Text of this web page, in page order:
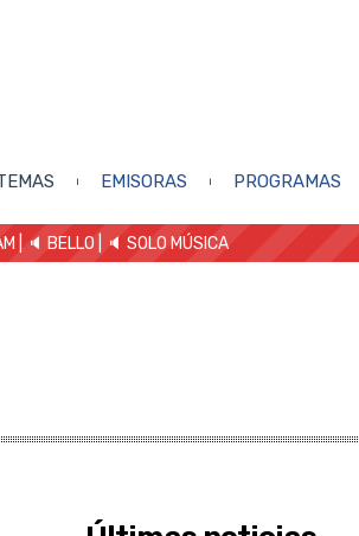
EMISORAS PROGRAMAS
| 🔈 BELLO 🔈 SOLO MÚSICA